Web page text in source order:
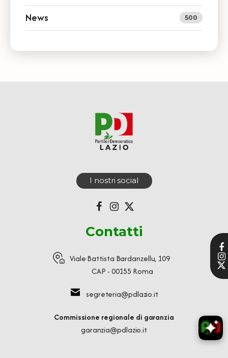
News 500
I nostri social
Contatti
Viale Battista Bardanzellu, 109
CAP - 00155 Roma
segreteria@pdlazio.it
Commissione regionale di garanzia
garanzia@pdlazio.it